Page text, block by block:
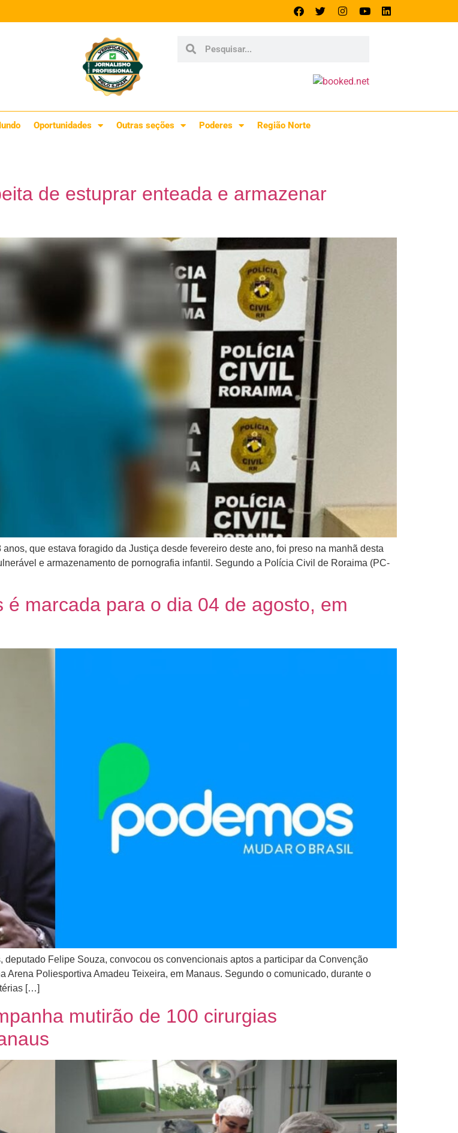
Oportunidades Outras seções Poderes Região Norte
de estuprar enteada e armazenar
que estava foragido da Justiça desde fevereiro deste ano, foi preso na manhã desta
e armazenamento de pornografia infantil. Segundo a Polícia Civil de Roraima (PC-
marcada para o dia 04 de agosto, em
Felipe Souza, convocou os convencionais aptos a participar da Convenção
Arena Poliesportiva Amadeu Teixeira, em Manaus. Segundo o comunicado, durante o
[…]
mutirão de 100 cirurgias